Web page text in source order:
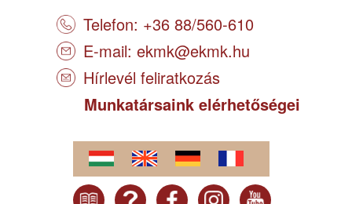
Telefon: +36 88/560-610
E-mail: ekmk@ekmk.hu
Hírlevél feliratkozás
Munkatársaink elérhetőségei